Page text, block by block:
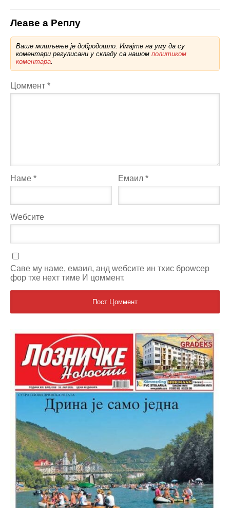
Леаве а Реплy
Ваше мишљење је добродошло. Имајте на уму да су
коментари регулисани у складу са нашом политиком
коментара
Цоммент *
Наме * Емаил*
Wебсите
Саве мy наме, емаил, анд wебсите ин тхис броwсер
фор тхе неxт тиме И цоммент.